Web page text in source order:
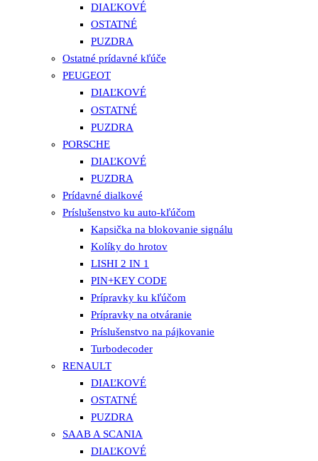
DIAĽKOVÉ
OSTATNÉ
PUZDRA
Ostatné prídavné kľúče
PEUGEOT
DIAĽKOVÉ
OSTATNÉ
PUZDRA
PORSCHE
DIAĽKOVÉ
PUZDRA
Prídavné dialkové
Príslušenstvo ku auto-kľúčom
Kapsička na blokovanie signálu
Kolíky do hrotov
LISHI 2 IN 1
PIN+KEY CODE
Prípravky ku kľúčom
Prípravky na otváranie
Príslušenstvo na pájkovanie
Turbodecoder
RENAULT
DIAĽKOVÉ
OSTATNÉ
PUZDRA
SAAB A SCANIA
DIAĽKOVÉ